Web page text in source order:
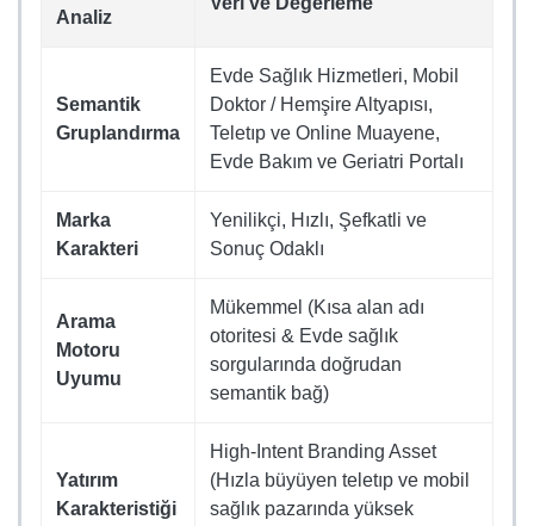
Analiz
Semantik
Gruplandırma
Evde Sağlık Hizmetleri, Mobil
Doktor / Hemşire Altyapısı,
Teletıp ve Online Muayene,
Evde Bakım ve Geriatri Portalı
Marka
Karakteri
Yenilikçi, Hızlı, Şefkatli ve
Sonuç Odaklı
Arama
Motoru
Uyumu
Mükemmel (Kısa alan adı
otoritesi & Evde sağlık
sorgularında doğrudan
semantik bağ)
Yatırım
Karakteristiği
High-Intent Branding Asset
(Hızla büyüyen teletıp ve mobil
sağlık pazarında yüksek